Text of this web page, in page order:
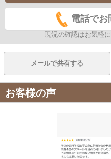
電話でお
現況の確認はお気軽
メールで共有する
お客様の声